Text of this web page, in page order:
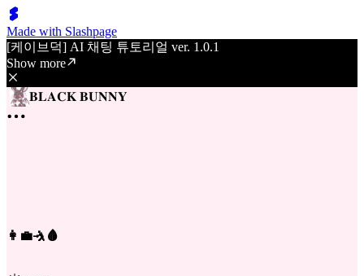
Made with Slashpage
[케이브덕] AI 채팅 튜토리얼 ver. 1.0.1
Show more
𝐁𝐋𝐀𝐂𝐊 𝐁𝐔𝐍𝐍𝐘
👩‍💼🤺🩸